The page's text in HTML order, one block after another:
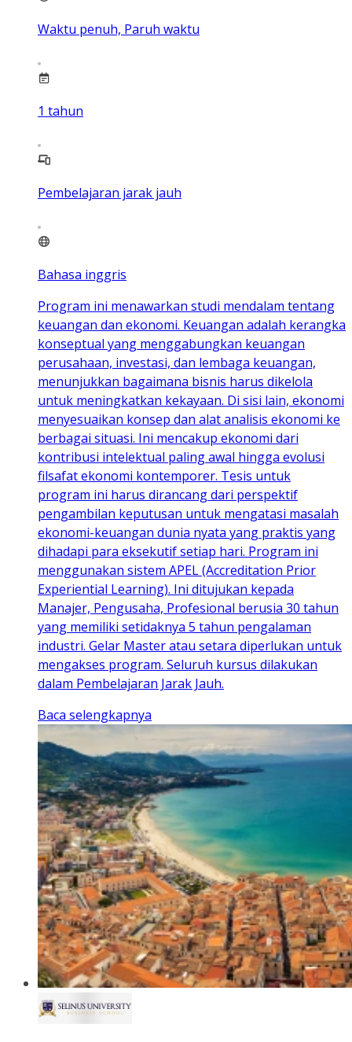
Waktu penuh, Paruh waktu
1 tahun
Pembelajaran jarak jauh
Bahasa inggris
Program ini menawarkan studi mendalam tentang
keuangan dan ekonomi. Keuangan adalah kerangka
konseptual yang menggabungkan keuangan
perusahaan, investasi, dan lembaga keuangan,
menunjukkan bagaimana bisnis harus dikelola
untuk meningkatkan kekayaan. Di sisi lain, ekonomi
menyesuaikan konsep dan alat analisis ekonomi ke
berbagai situasi. Ini mencakup ekonomi dari
kontribusi intelektual paling awal hingga evolusi
filsafat ekonomi kontemporer. Tesis untuk
program ini harus dirancang dari perspektif
pengambilan keputusan untuk mengatasi masalah
ekonomi-keuangan dunia nyata yang praktis yang
dihadapi para eksekutif setiap hari. Program ini
menggunakan sistem APEL (Accreditation Prior
Experiential Learning). Ini ditujukan kepada
Manajer, Pengusaha, Profesional berusia 30 tahun
yang memiliki setidaknya 5 tahun pengalaman
industri. Gelar Master atau setara diperlukan untuk
mengakses program. Seluruh kursus dilakukan
dalam Pembelajaran Jarak Jauh.
Baca selengkapnya